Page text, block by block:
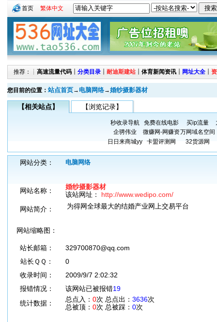
首页 繁体中文
推荐：┊ 高速流量代码 ┊ 分类目录 ┊ 耐迪斯建站 ┊ 体育新闻资讯 ┊ 网址大全 ┊
您目前的位置： 站点首页→ 电脑网络→婚纱摄影器材
【相关站点】 【浏览记录】
秒收录导航 免费在线电影 买ip流量
企骋伟业
微赚网-网赚资万网域名空间
日日来商城yy
卡盟评测网 32货源网
网站分类： 电脑网络
网站名称：
婚纱摄影器材
该站网址： http://www.wedipo.com/
网站简介：
为得网全球最大的结婚产业网上交易平台
网站缩略图：
站长邮箱：
329700870@qq.com
站长ＱＱ：
0
收录时间：
2009/9/7 2:02:32
报错情况：
该网站已被报错19
统计数据：
总点入： 0次 总点出： 3636次
总被顶： 0次 总被踩： 0次